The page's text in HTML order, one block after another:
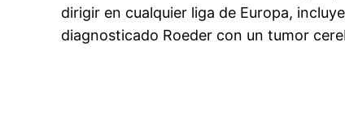
dirigir en cualquier liga de Europa,
diagnosticado Roeder con un tumor